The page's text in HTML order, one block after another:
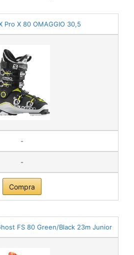
Pro X 80 OMAGGIO 30,5
-
-
Compra
FS 80 Green/Black 23m Junior